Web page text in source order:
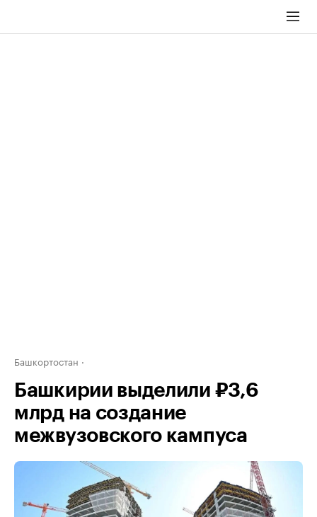
Башкортостан
Башкирии выделили ₽3,6
млрд на создание
межвузовского кампуса